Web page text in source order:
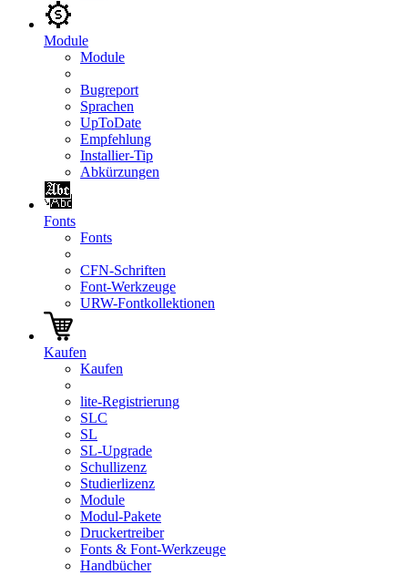
Module
Module
Bugreport
Sprachen
UpToDate
Empfehlung
Installier-Tip
Abkürzungen
Fonts
Fonts
CFN-Schriften
Font-Werkzeuge
URW-Fontkollektionen
Kaufen
Kaufen
lite-Registrierung
SLC
SL
SL-Upgrade
Schullizenz
Studierlizenz
Module
Modul-Pakete
Druckertreiber
Fonts & Font-Werkzeuge
Handbücher